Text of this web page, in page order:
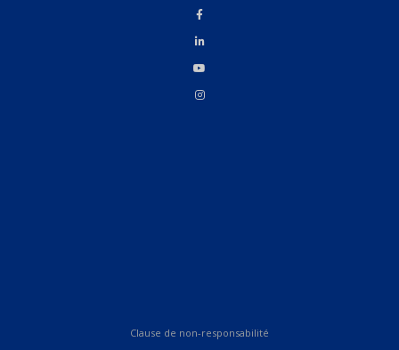
Clause de non-responsabilité